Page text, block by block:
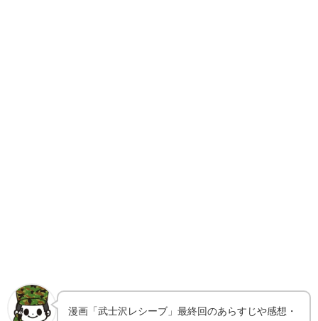
漫画「武士沢レシーブ」最終回のあらすじや感想・